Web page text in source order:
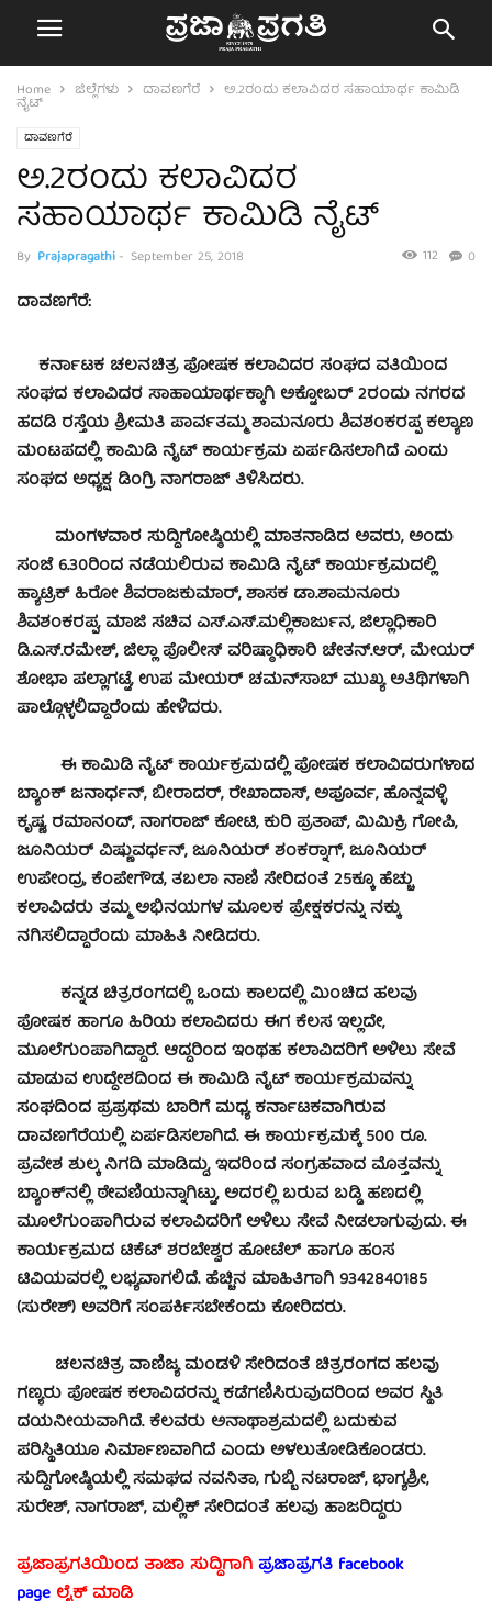
Home ಜಿಲ್ಲೆಗಳು ದಾವಣಗೆರೆ ಅ.2ರಂದು ಕಲಾವಿದರ ಸಹಾಯಾರ್ಥ ಕಾಮಿಡಿ
ನೈಟ್
ದಾವಣಗೆರೆ
ಅ.2ರಂದು ಕಲಾವಿದರ
ಸಹಾಯಾರ್ಥ ಕಾಮಿಡಿ ನೈಟ್
By Prajapragathi- September 25, 2018 0
112
ದಾವಣಗೆರೆ:
ಕರ್ನಾಟಕ ಚಲನಚಿತ್ರ ಪೋಷಕ ಕಲಾವಿದರ ಸಂಘದ ವತಿಯಿಂದ
ಸಂಘದ ಕಲಾವಿದರ ಸಾಹಾಯಾರ್ಥಕ್ಕಾಗಿ ಅಕ್ಟೋಬರ್ 2ರಂದು ನಗರದ
ಹದಡಿ ರಸ್ತೆಯ ಶ್ರೀಮತಿ ಪಾರ್ವತಮ್ಮ ಶಾಮನೂರು ಶಿವಶಂಕರಪ್ಪ ಕಲ್ಯಾಣ
ಮಂಟಪದಲ್ಲಿ ಕಾಮಿಡಿ ನೈಟ್ ಕಾರ್ಯಕ್ರಮ ಏರ್ಪಡಿಸಲಾಗಿದೆ ಎಂದು
ಸಂಘದ ಅಧ್ಯಕ್ಷ ಡಿಂಗ್ರಿ ನಾಗರಾಜ್ ತಿಳಿಸಿದರು.
ಮಂಗಳವಾರ ಸುದ್ದಿಗೋಷ್ಠಿಯಲ್ಲಿ ಮಾತನಾಡಿದ ಅವರು, ಅಂದು
ಸಂಜೆ 6.30ರಿಂದ ನಡೆಯಲಿರುವ ಕಾಮಿಡಿ ನೈಟ್ ಕಾರ್ಯಕ್ರಮದಲ್ಲಿ
ಹ್ಯಾಟ್ರಿಕ್ ಹಿರೋ ಶಿವರಾಜಕುಮಾರ್, ಶಾಸಕ ಡಾ.ಶಾಮನೂರು
ಶಿವಶಂಕರಪ್ಪ, ಮಾಜಿ ಸಚಿವ ಎಸ್.ಎಸ್.ಮಲ್ಲಿಕಾರ್ಜುನ, ಜಿಲ್ಲಾಧಿಕಾರಿ
ಡಿ.ಎಸ್.ರಮೇಶ್, ಜಿಲ್ಲಾ ಪೊಲೀಸ್ ವರಿಷ್ಠಾಧಿಕಾರಿ ಚೇತನ್.ಆರ್, ಮೇಯರ್
ಶೋಭಾ ಪಲ್ಲಾಗಟ್ಟೆ, ಉಪ ಮೇಯರ್ ಚಮನ್‍ಸಾಬ್ ಮುಖ್ಯ ಅತಿಥಿಗಳಾಗಿ
ಪಾಲ್ಗೊಳ್ಳಲಿದ್ದಾರೆಂದು ಹೇಳಿದರು.
ಈ ಕಾಮಿಡಿ ನೈಟ್ ಕಾರ್ಯಕ್ರಮದಲ್ಲಿ ಪೋಷಕ ಕಲಾವಿದರುಗಳಾದ
ಬ್ಯಾಂಕ್ ಜನಾರ್ಧನ್, ಬೀರಾದರ್, ರೇಖಾದಾಸ್, ಅಪೂರ್ವ, ಹೊನ್ನವಳ್ಳಿ
ಕೃಷ್ಣ, ರಮಾನಂದ್, ನಾಗರಾಜ್ ಕೋಟಿ, ಕುರಿ ಪ್ರತಾಪ್, ಮಿಮಿಕ್ರಿ ಗೋಪಿ,
ಜೂನಿಯರ್ ವಿಷ್ಣುವರ್ಧನ್, ಜೂನಿಯರ್ ಶಂಕರ್‍ನಾಗ್, ಜೂನಿಯರ್
ಉಪೇಂದ್ರ, ಕೆಂಪೇಗೌಡ, ತಬಲಾ ನಾಣಿ ಸೇರಿದಂತೆ 25ಕ್ಕೂ ಹೆಚ್ಚು
ಕಲಾವಿದರು ತಮ್ಮ ಅಭಿನಯಗಳ ಮೂಲಕ ಪ್ರೇಕ್ಷಕರನ್ನು ನಕ್ಕು
ನಗಿಸಲಿದ್ದಾರೆಂದು ಮಾಹಿತಿ ನೀಡಿದರು.
ಕನ್ನಡ ಚಿತ್ರರಂಗದಲ್ಲಿ ಒಂದು ಕಾಲದಲ್ಲಿ ಮಿಂಚಿದ ಹಲವು
ಪೋಷಕ ಹಾಗೂ ಹಿರಿಯ ಕಲಾವಿದರು ಈಗ ಕೆಲಸ ಇಲ್ಲದೇ,
ಮೂಲೆಗುಂಪಾಗಿದ್ದಾರೆ. ಆದ್ದರಿಂದ ಇಂಥಹ ಕಲಾವಿದರಿಗೆ ಅಳಿಲು ಸೇವೆ
ಮಾಡುವ ಉದ್ದೇಶದಿಂದ ಈ ಕಾಮಿಡಿ ನೈಟ್ ಕಾರ್ಯಕ್ರಮವನ್ನು
ಸಂಘದಿಂದ ಪ್ರಪ್ರಥಮ ಬಾರಿಗೆ ಮಧ್ಯ ಕರ್ನಾಟಕವಾಗಿರುವ
ದಾವಣಗೆರೆಯಲ್ಲಿ ಏರ್ಪಡಿಸಲಾಗಿದೆ. ಈ ಕಾರ್ಯಕ್ರಮಕ್ಕೆ 500 ರೂ.
ಪ್ರವೇಶ ಶುಲ್ಕ ನಿಗದಿ ಮಾಡಿದ್ದು, ಇದರಿಂದ ಸಂಗ್ರಹವಾದ ಮೊತ್ತವನ್ನು
ಬ್ಯಾಂಕ್‍ನಲ್ಲಿ ಠೇವಣಿಯನ್ನಾಗಿಟ್ಟು, ಅದರಲ್ಲಿ ಬರುವ ಬಡ್ಡಿ ಹಣದಲ್ಲಿ
ಮೂಲೆಗುಂಪಾಗಿರುವ ಕಲಾವಿದರಿಗೆ ಅಳಿಲು ಸೇವೆ ನೀಡಲಾಗುವುದು. ಈ
ಕಾರ್ಯಕ್ರಮದ ಟಿಕೆಟ್ ಶರಬೇಶ್ವರ ಹೋಟೆಲ್ ಹಾಗೂ ಹಂಸ
ಟಿವಿಯವರಲ್ಲಿ ಲಭ್ಯವಾಗಲಿದೆ. ಹೆಚ್ಚಿನ ಮಾಹಿತಿಗಾಗಿ 9342840185
(ಸುರೇಶ್) ಅವರಿಗೆ ಸಂಪರ್ಕಿಸಬೇಕೆಂದು ಕೋರಿದರು.
ಚಲನಚಿತ್ರ ವಾಣಿಜ್ಯ ಮಂಡಳಿ ಸೇರಿದಂತೆ ಚಿತ್ರರಂಗದ ಹಲವು
ಗಣ್ಯರು ಪೋಷಕ ಕಲಾವಿದರನ್ನು ಕಡೆಗಣಿಸಿರುವುದರಿಂದ ಅವರ ಸ್ಥಿತಿ
ದಯನೀಯವಾಗಿದೆ. ಕೆಲವರು ಅನಾಥಾಶ್ರಮದಲ್ಲಿ ಬದುಕುವ
ಪರಿಸ್ಥಿತಿಯೂ ನಿರ್ಮಾಣವಾಗಿದೆ ಎಂದು ಅಳಲುತೋಡಿಕೊಂಡರು.
ಸುದ್ದಿಗೋಷ್ಠಿಯಲ್ಲಿ ಸಮಘದ ನವನಿತಾ, ಗುಬ್ಬಿ ನಟರಾಜ್, ಭಾಗ್ಯಶ್ರೀ,
ಸುರೇಶ್, ನಾಗರಾಜ್, ಮಲ್ಲಿಕ್ ಸೇರಿದಂತೆ ಹಲವು ಹಾಜರಿದ್ದರು
ಪ್ರಜಾಪ್ರಗತಿಯಿಂದ ತಾಜಾ ಸುದ್ದಿಗಾಗಿಪ್ರಜಾಪ್ರಗತಿ facebook
page ಲೈಕ್ ಮಾಡಿ